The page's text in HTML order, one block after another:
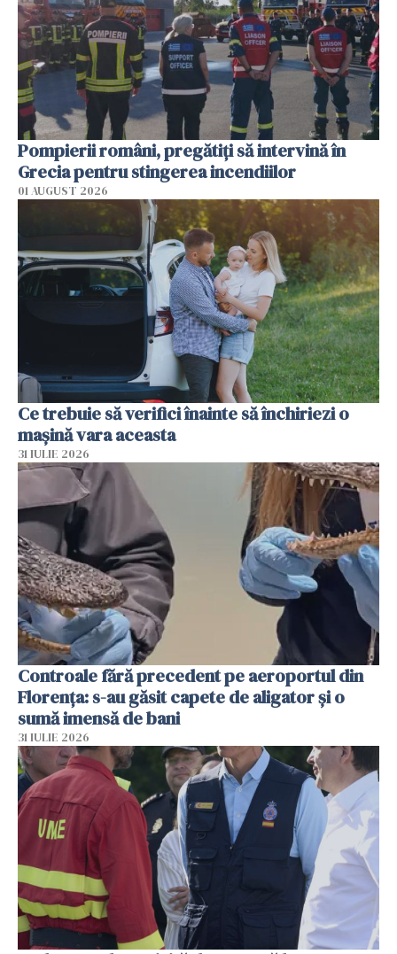
Pompierii români, pregătiţi să intervină în
Grecia pentru stingerea incendiilor
01 AUGUST 2026
Ce trebuie să verifici înainte să închiriezi o
mașină vara aceasta
31 IULIE 2026
Controale fără precedent pe aeroportul din
Florența: s-au găsit capete de aligator și o
sumă imensă de bani
31 IULIE 2026